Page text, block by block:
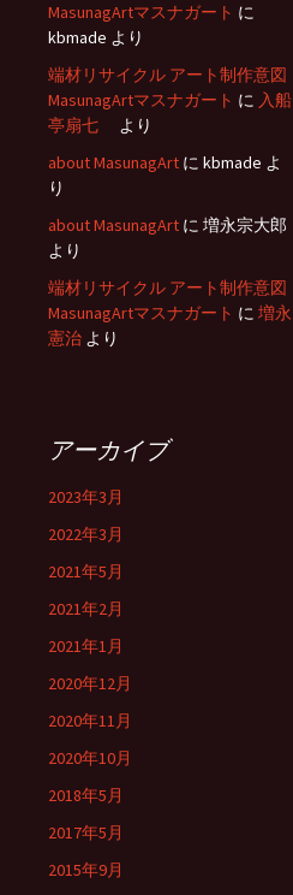
MasunagArtマスナガート に
kbmade より
端材リサイクル アート制作意図
MasunagArtマスナガート に 入船
亭扇七
より
about MasunagArt に kbmade よ
り
about MasunagArt に 増永宗大郎
より
端材リサイクル アート制作意図
MasunagArtマスナガート に 増永
憲治 より
アーカイブ
2023年3月
2022年3月
2021年5月
2021年2月
2021年1月
2020年12月
2020年11月
2020年10月
2018年5月
2017年5月
2015年9月